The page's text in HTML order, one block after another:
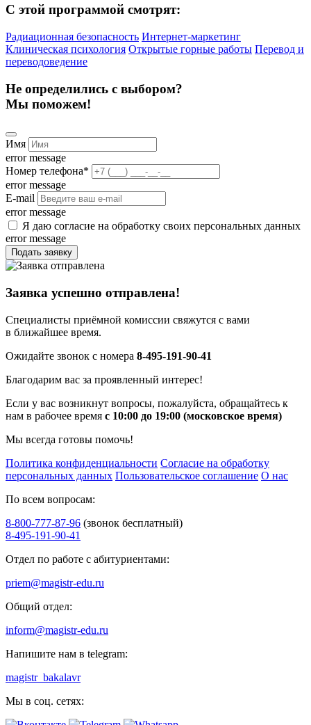
С этой программой смотрят:
Радиационная безопасность Интернет-маркетинг
Клиническая психология Открытые горные работы Перевод и
переводоведение
Не определились с выбором?
Мы поможем!
Имя
error message
Номер телефона*
error message
E-mail
error message
Я даю согласие на обработку своих персональных данных
error message
Подать заявку
Заявка успешно отправлена!
Специалисты приёмной комиссии свяжутся с вами
в ближайшее время.
Ожидайте звонок с номера 8-495-191-90-41
Благодарим вас за проявленный интерес!
Если у вас возникнут вопросы, пожалуйста, обращайтесь к
нам в рабочее время с 10:00 до 19:00 (московское время)
Мы всегда готовы помочь!
Политика конфиденциальности Согласие на обработку
персональных данных Пользовательское соглашение О нас
По всем вопросам:
8-800-777-87-96 (звонок бесплатный)
8-495-191-90-41
Отдел по работе с абитуриентами:
priem@magistr-edu.ru
Общий отдел:
inform@magistr-edu.ru
Напишите нам в telegram:
magistr_bakalavr
Мы в соц. сетях: